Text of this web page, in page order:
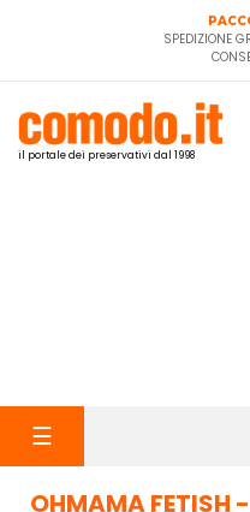
SPEDIZIONE
il portale dei preservativi dal 1998
navigazione
☰
OHMAMA FETISH